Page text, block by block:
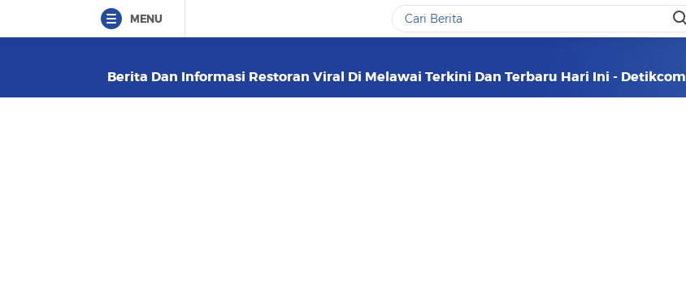
MENU
Berita Dan Informasi Restoran Viral Di Melawai Terkini Dan Terbaru Hari Ini - Detikcom